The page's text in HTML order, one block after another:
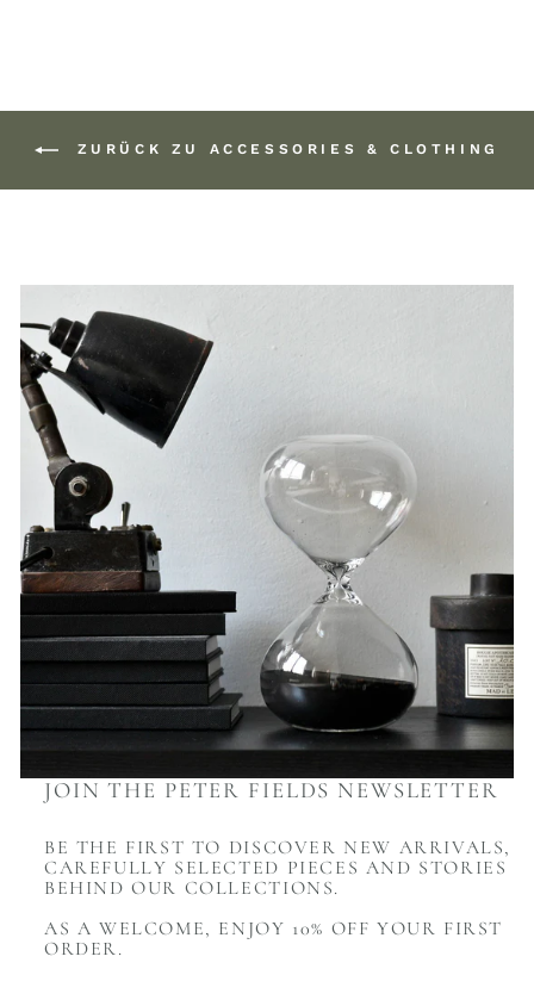
ZURÜCK ZU ACCESSORIES & CLOTHING
JOIN THE PETER FIELDS NEWSLETTER
BE THE FIRST TO DISCOVER NEW ARRIVALS,
CAREFULLY SELECTED PIECES AND STORIES
BEHIND OUR COLLECTIONS.
AS A WELCOME, ENJOY 10% OFF YOUR FIRST
ORDER.